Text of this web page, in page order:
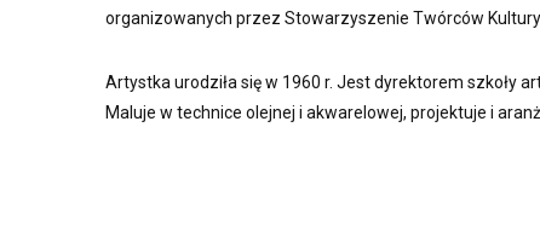
organizowanych przez Stowarzyszenie Twórców
Artystka urodziła się w 1960 r. Jest dyrektorem szkoły
Maluje w technice olejnej i akwarelowej, projektuje i